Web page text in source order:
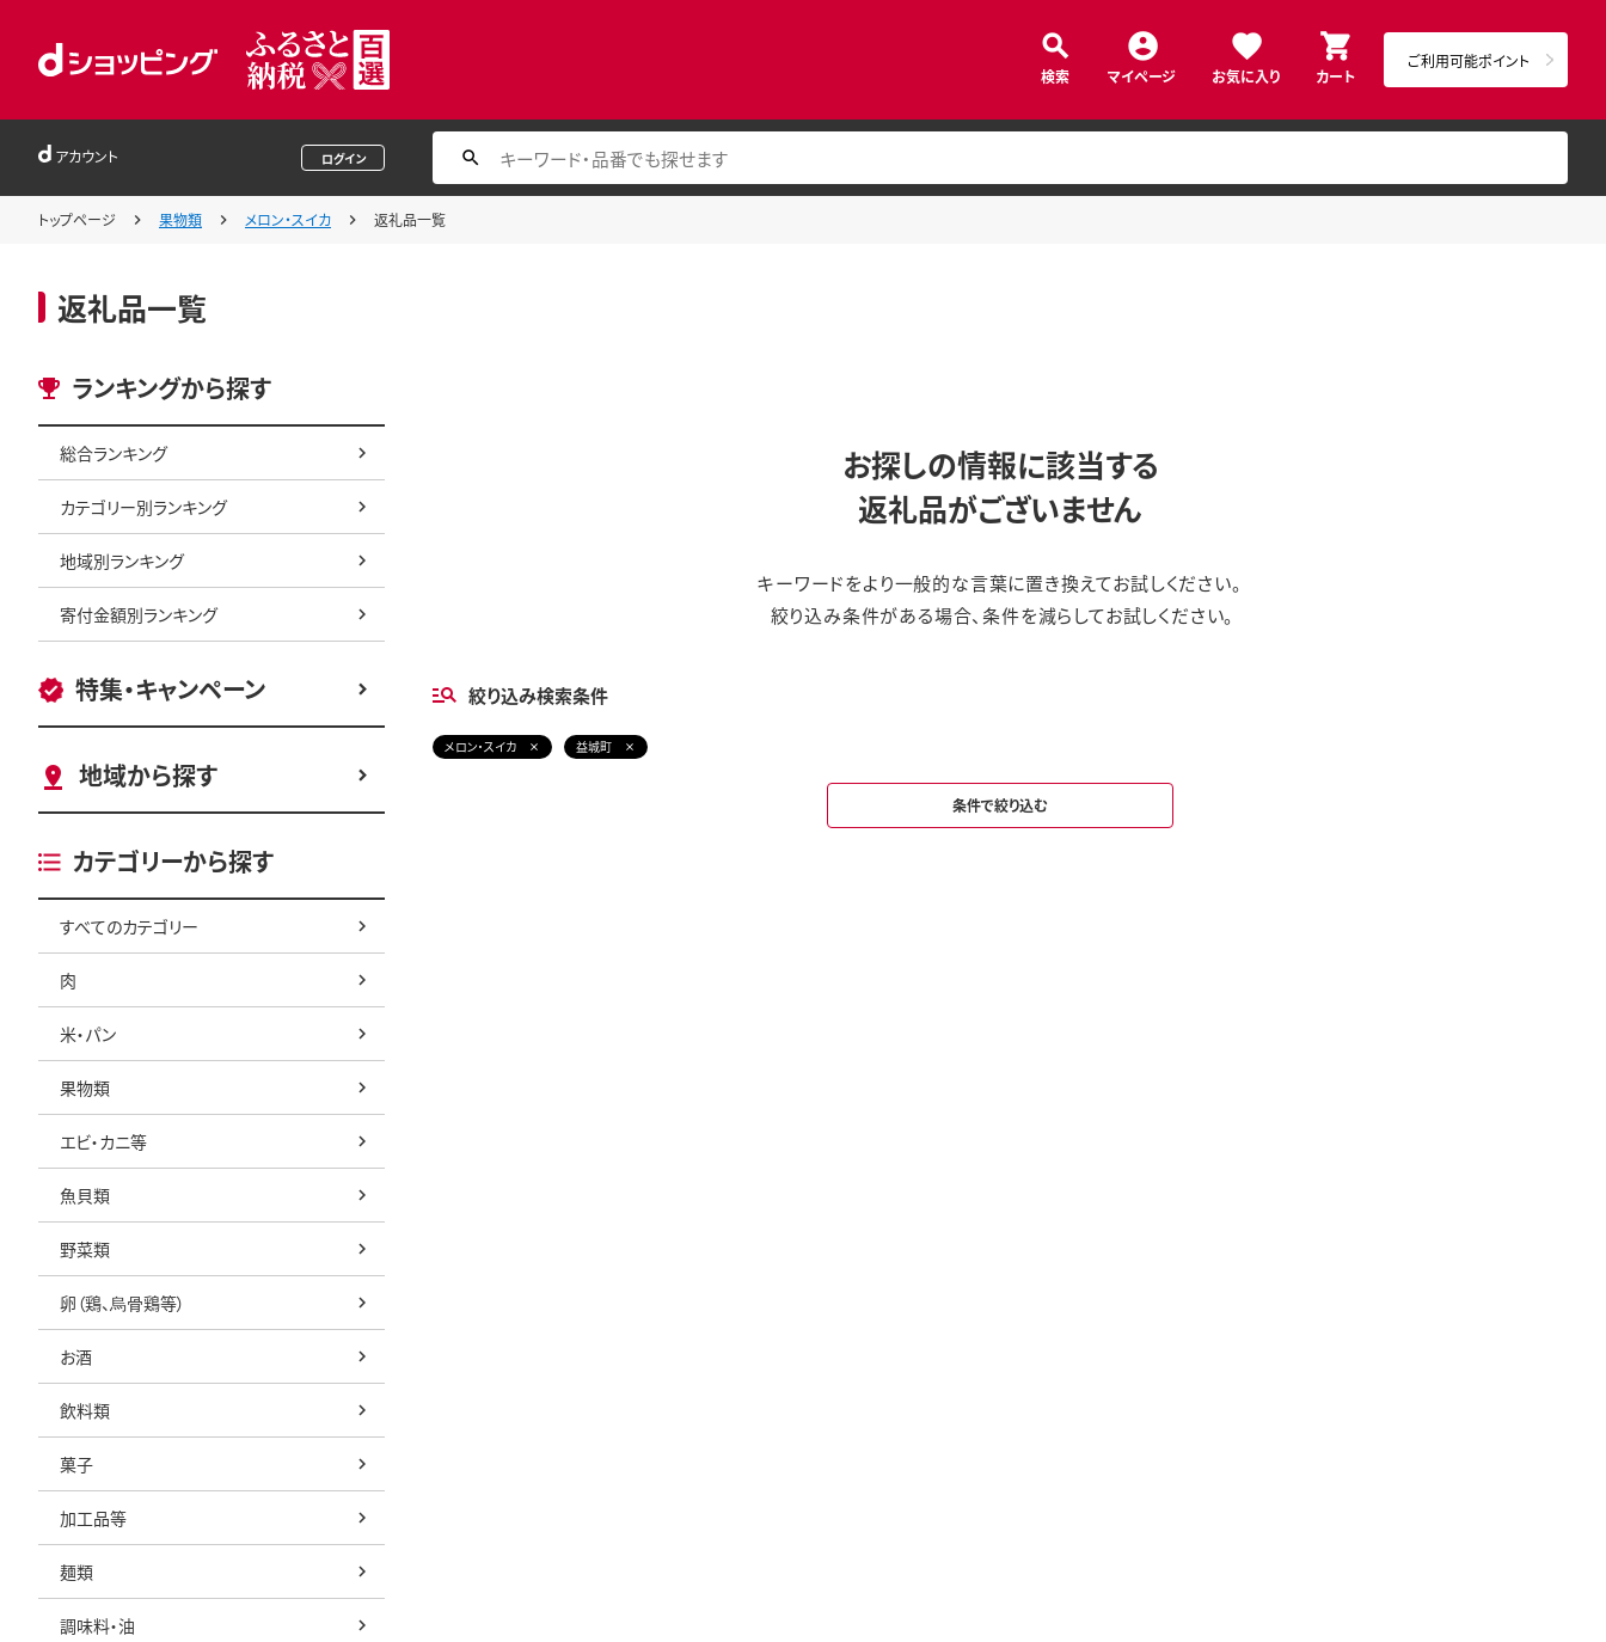
検索 マイページ お気に入り カート
ご利用可能ポイント
アカウント ログイン
トップページ 果物類 メロン・スイカ 返礼品一覧
返礼品一覧
ランキングから探す
総合ランキング
カテゴリー別ランキング
地域別ランキング
寄付金額別ランキング
特集・キャンペーン
地域から探す
カテゴリーから探す
すべてのカテゴリー
肉
米・パン
果物類
エビ・カニ等
魚貝類
野菜類
卵（鶏、烏骨鶏等）
お酒
飲料類
菓子
加工品等
麺類
調味料・油
お探しの情報に該当する
返礼品がございません
キーワードをより一般的な言葉に置き換えてお試しください。
絞り込み条件がある場合、条件を減らしてお試しください。
絞り込み検索条件
メロン・スイカ 益城町
条件で絞り込む